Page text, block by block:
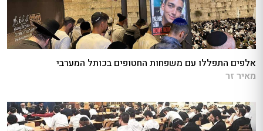
אלפים התפללו עם משפחות החטופים בכותל המערבי
מאיר זר